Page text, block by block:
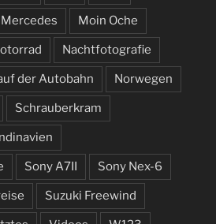
Mercedes Moin Oche
Nachtfotografie
der Autobahn Norwegen
Schrauberkram
Sony A7II Sony Nex-6
Suzuki Freewind